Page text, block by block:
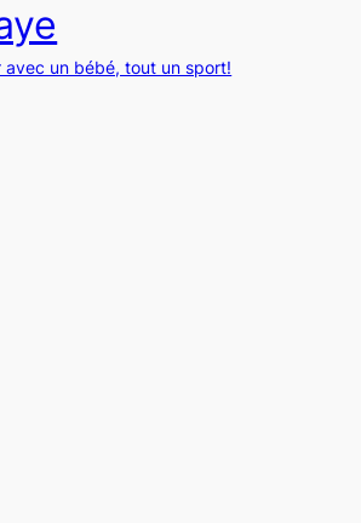
avec un bébé, tout un sport!